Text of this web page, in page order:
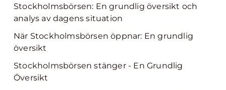
Stockholmsbörsen: En grundlig översikt och
analys av dagens situation
När Stockholmsbörsen öppnar: En grundlig
översikt
Stockholmsbörsen stänger - En Grundlig
Översikt